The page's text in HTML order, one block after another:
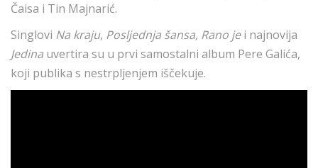
Čaisa i Tin Majnarić.
Singlovi Na kraju, Posljednja šansa, Rano jei najnovija
Jedina uvertira su u prvi samostalni album Pere Galića,
koji publika s nestrpljenjem iščekuje.